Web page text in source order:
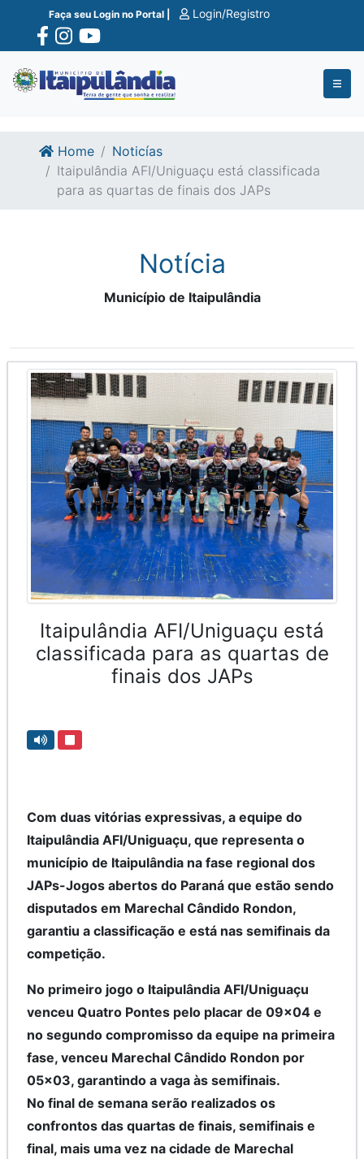
Ir para o conte�do
Ir para o fim do conte�do
Faça seu Login no Portal | Login/Registro
Home
Noticías
Itaipulândia AFI/Uniguaçu está classificada
para as quartas de finais dos JAPs
Notícia
Município de Itaipulândia
Itaipulândia AFI/Uniguaçu está
classificada para as quartas de
finais dos JAPs
Com duas vitórias expressivas, a equipe do
Itaipulândia AFI/Uniguaçu, que representa o
município de Itaipulândia na fase regional dos
JAPs-Jogos abertos do Paraná que estão sendo
disputados em Marechal Cândido Rondon,
garantiu a classificação e está nas semifinais da
competição.
No primeiro jogo o Itaipulândia AFI/Uniguaçu
venceu Quatro Pontes pelo placar de 09x04 e
no segundo compromisso da equipe na primeira
fase, venceu Marechal Cândido Rondon por
05x03, garantindo a vaga às semifinais.
No final de semana serão realizados os
confrontos das quartas de finais, semifinais e
final, mais uma vez na cidade de Marechal